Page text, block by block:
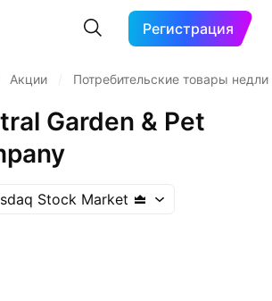
Регистрация
Акции Потребительские товары
Garden & Pet
Stock Market